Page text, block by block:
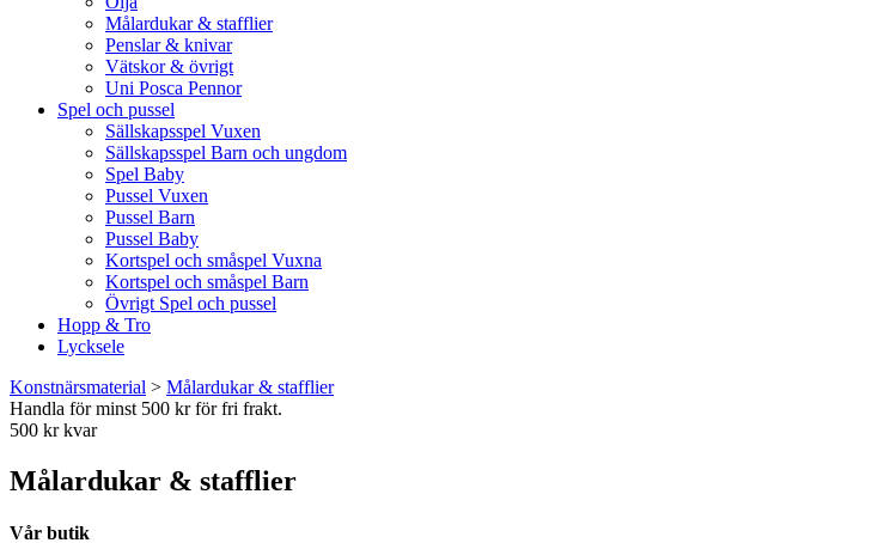
Målardukar & stafflier
Penslar & knivar
Vätskor & övrigt
Uni Posca Pennor
Spel och pussel
Sällskapsspel Vuxen
Sällskapsspel Barn och ungdom
Spel Baby
Pussel Vuxen
Pussel Barn
Pussel Baby
Kortspel och småspel Vuxna
Kortspel och småspel Barn
Övrigt Spel och pussel
Hopp & Tro
Lycksele
Konstnärsmaterial > Målardukar & stafflier
Handla för minst 500 kr för fri frakt.
500 kr kvar
Målardukar & stafflier
Vår butik